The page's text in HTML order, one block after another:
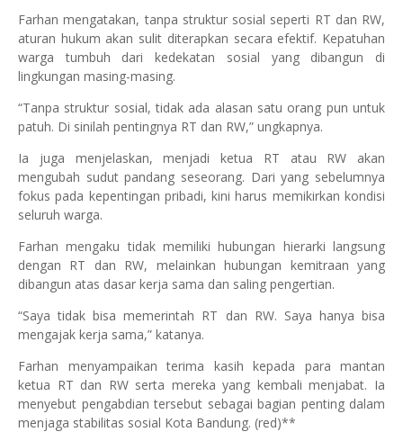
Farhan mengatakan, tanpa struktur sosial seperti RT dan RW,
aturan hukum akan sulit diterapkan secara efektif. Kepatuhan
warga tumbuh dari kedekatan sosial yang dibangun di
lingkungan masing-masing.
“Tanpa struktur sosial, tidak ada alasan satu orang pun untuk
patuh. Di sinilah pentingnya RT dan RW,” ungkapnya.
Ia juga menjelaskan, menjadi ketua RT atau RW akan
mengubah sudut pandang seseorang. Dari yang sebelumnya
fokus pada kepentingan pribadi, kini harus memikirkan kondisi
seluruh warga.
Farhan mengaku tidak memiliki hubungan hierarki langsung
dengan RT dan RW, melainkan hubungan kemitraan yang
dibangun atas dasar kerja sama dan saling pengertian.
“Saya tidak bisa memerintah RT dan RW. Saya hanya bisa
mengajak kerja sama,” katanya.
Farhan menyampaikan terima kasih kepada para mantan
ketua RT dan RW serta mereka yang kembali menjabat. Ia
menyebut pengabdian tersebut sebagai bagian penting dalam
menjaga stabilitas sosial Kota Bandung. (red)**